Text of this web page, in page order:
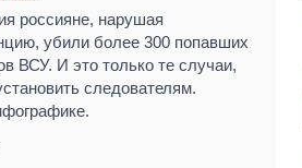
россияне, нарушая
убили более 300 попавших
ВСУ. И это только те случаи,
следователям.